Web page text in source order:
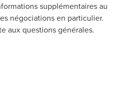
supplémentaires au
négociations en particulier.
aux questions générales.